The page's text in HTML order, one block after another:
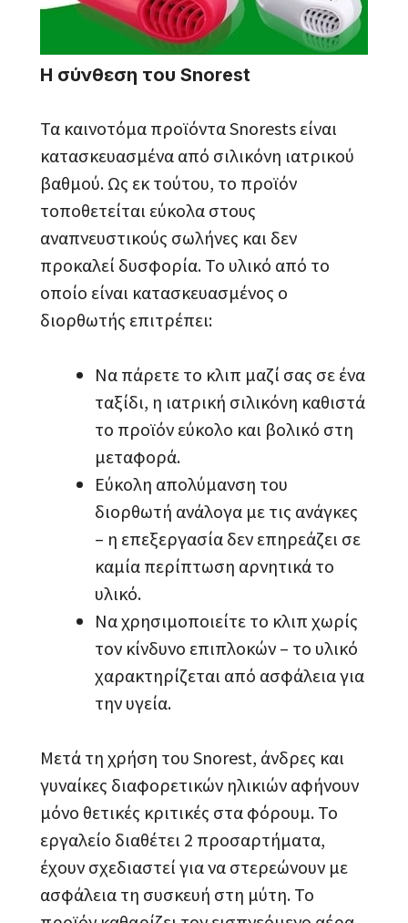
Η σύνθεση του Snorest
Τα καινοτόμα προϊόντα Snorests είναι
κατασκευασμένα από σιλικόνη ιατρικού
βαθμού. Ως εκ τούτου, το προϊόν
τοποθετείται εύκολα στους
αναπνευστικούς σωλήνες και δεν
προκαλεί δυσφορία. Το υλικό από το
οποίο είναι κατασκευασμένος ο
διορθωτής επιτρέπει:
Να πάρετε το κλιπ μαζί σας σε ένα
ταξίδι, η ιατρική σιλικόνη καθιστά
το προϊόν εύκολο και βολικό στη
μεταφορά.
Εύκολη απολύμανση του
διορθωτή ανάλογα με τις ανάγκες
– η επεξεργασία δεν επηρεάζει σε
καμία περίπτωση αρνητικά το
υλικό.
Να χρησιμοποιείτε το κλιπ χωρίς
τον κίνδυνο επιπλοκών – το υλικό
χαρακτηρίζεται από ασφάλεια για
την υγεία.
Μετά τη χρήση του Snorest, άνδρες και
γυναίκες διαφορετικών ηλικιών αφήνουν
μόνο θετικές κριτικές στα φόρουμ. Το
εργαλείο διαθέτει 2 προσαρτήματα,
έχουν σχεδιαστεί για να στερεώνουν με
ασφάλεια τη συσκευή στη μύτη. Το